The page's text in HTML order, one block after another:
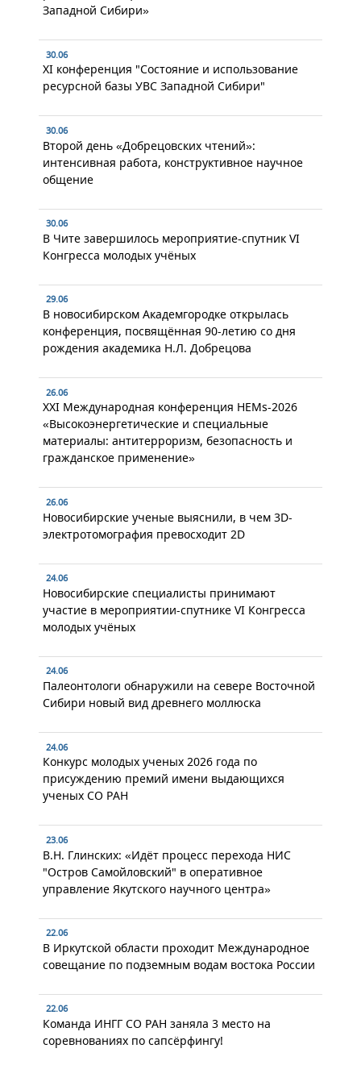
Западной Сибири»
30.06
XI конференция "Состояние и использование
ресурсной базы УВС Западной Сибири"
30.06
Второй день «Добрецовских чтений»:
интенсивная работа, конструктивное научное
общение
30.06
В Чите завершилось мероприятие-спутник VI
Конгресса молодых учёных
29.06
В новосибирском Академгородке открылась
конференция, посвящённая 90-летию со дня
рождения академика Н.Л. Добрецова
26.06
XXI Международная конференция HEMs-2026
«Высокоэнергетические и специальные
материалы: антитерроризм, безопасность и
гражданское применение»
26.06
Новосибирские ученые выяснили, в чем 3D-
электротомография превосходит 2D
24.06
Новосибирские специалисты принимают
участие в мероприятии-спутнике VI Конгресса
молодых учёных
24.06
Палеонтологи обнаружили на севере Восточной
Сибири новый вид древнего моллюска
24.06
Конкурс молодых ученых 2026 года по
присуждению премий имени выдающихся
ученых СО РАН
23.06
В.Н. Глинских: «Идёт процесс перехода НИС
"Остров Самойловский" в оперативное
управление Якутского научного центра»
22.06
В Иркутской области проходит Международное
совещание по подземным водам востока России
22.06
Команда ИНГГ СО РАН заняла 3 место на
соревнованиях по сапсёрфингу!